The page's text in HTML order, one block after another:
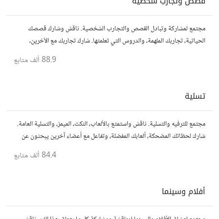
مجتمع لمشاركة وتبادل القصص والتجارب الشخصية. ناقش وشارك قصصك
الحياتية، تجاربك الملهمة، والدروس التي تعلمتها. شارك تجاربك مع الآخرين،
88.9 ألف متابع
تسلية
مجتمع للترفيه والتسلية. ناقش واستمتع بالألعاب، النكت، الميمز، والتسلية العامة.
شارك لحظاتك المضحكة، ألعابك المفضلة، وتفاعل مع أعضاء آخرين يبحثون عن
84.4 ألف متابع
أفلام وسينما